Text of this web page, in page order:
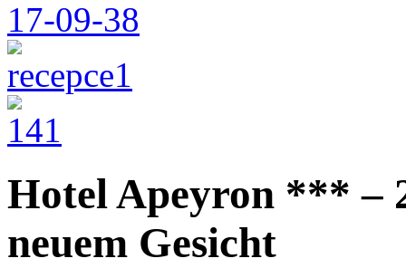
Hotel Apeyron *** –
neuem Gesicht